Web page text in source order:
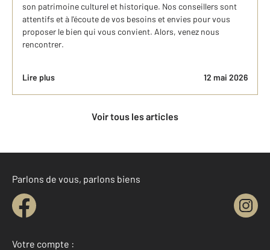
son patrimoine culturel et historique. Nos conseillers sont
attentifs et à l'écoute de vos besoins et envies pour vous
proposer le bien qui vous convient. Alors, venez nous
rencontrer.
Lire plus 12 mai 2026
Voir tous les articles
Parlons de vous, parlons biens
Votre compte :